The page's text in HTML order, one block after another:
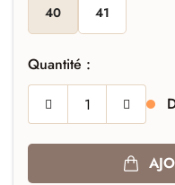
40 41
Quantité :